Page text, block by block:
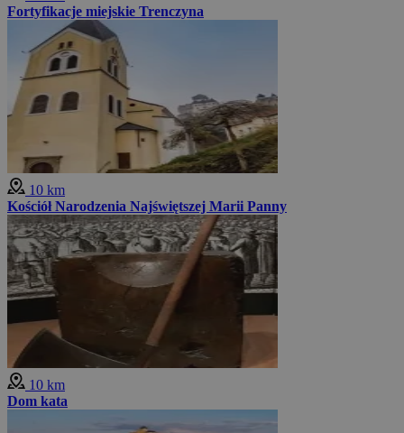
Fortyfikacje miejskie Trenczyna
10 km
Kościół Narodzenia Najświętszej Marii Panny
10 km
Dom kata